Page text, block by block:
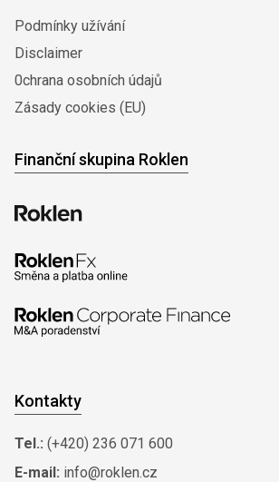
Podmínky užívání
Disclaimer
0chrana osobních údajů
Zásady cookies (EU)
Finanční skupina Roklen
Kontakty
Tel.: (+420) 236 071 600
E-mail: info@roklen.cz